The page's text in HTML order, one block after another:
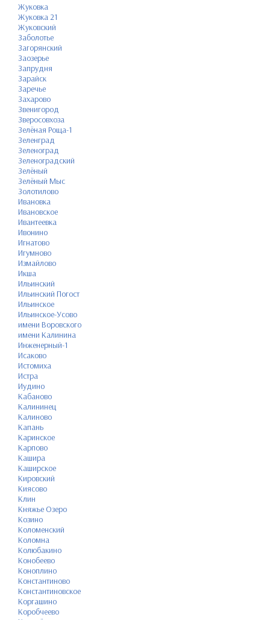
Жуковка
Жуковка 21
Жуковский
Заболотье
Загорянский
Заозерье
Запрудня
Зарайск
Заречье
Захарово
Звенигород
Зверосовхоза
Зелёная Роща-1
Зеленград
Зеленоград
Зеленоградский
Зелёный
Зелёный Мыс
Золотилово
Ивановка
Ивановское
Ивантеевка
Ивонино
Игнатово
Игумново
Измайлово
Икша
Ильинский
Ильинский Погост
Ильинское
Ильинское-Усово
имени Воровского
имени Калинина
Инженерный-1
Исаково
Истомиха
Истра
Иудино
Кабаново
Калининец
Калиново
Капань
Каринское
Карпово
Кашира
Каширское
Кировский
Киясово
Клин
Княжье Озеро
Козино
Коломенский
Коломна
Колюбакино
Конобеево
Коноплино
Константиново
Константиновское
Коргашино
Коробчеево